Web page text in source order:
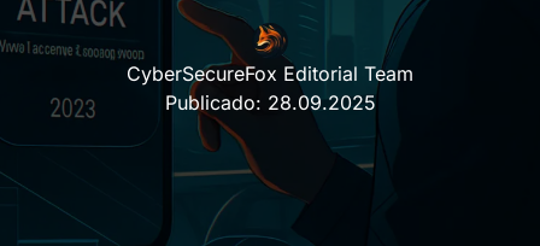
CyberSecureFox Editorial Team
Publicado: 28.09.2025